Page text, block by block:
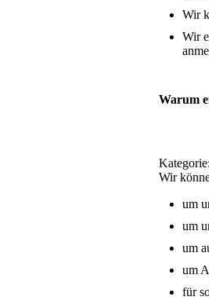
Wir
Wir
Warum
Wir
um
um
um
um
für